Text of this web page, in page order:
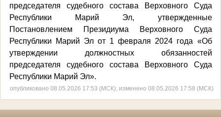
председателя судебного состава Верховного Суда
Республики Марий Эл, утвержденные
Постановлением Президиума Верховного Суда
Республики Марий Эл от 1 февраля 2024 года «Об
утверждении должностных обязанностей
председателя судебного состава Верховного Суда
Республики Марий Эл».
опубликовано 08.05.2026 17:53 (МСК), изменено 08.05.2026 17:58 (МСК)